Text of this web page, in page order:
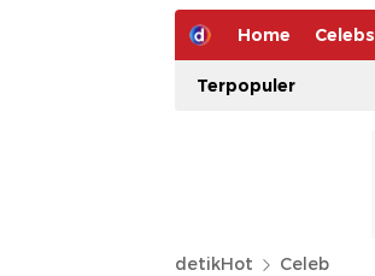
Home Celebs
Terpopuler
detikHot Celeb